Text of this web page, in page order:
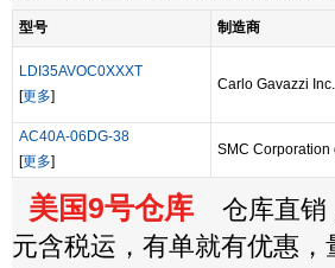
型号 制造商
LDI35AVOC0XXXT
[更多]
Carlo Gavazzi Inc.
AC40A-06DG-38
[更多]
SMC Corporation
美国9号仓库 仓库直销
元含税运，有单就有优惠